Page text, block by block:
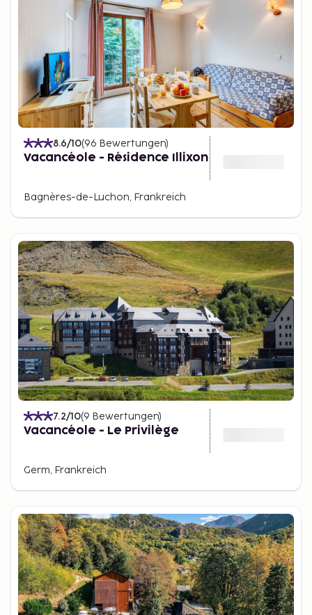
Pyrenäen in ein Skiparadies, und der Frühling ist die
perfekte Zeit, um blühende Dörfer und grüne
Landschaften zu erkunden. Unabhängig von der
Jahreszeit hat Okzitanien für jeden Reisenden etwas
zu bieten.
8.6/10(96 Bewertungen)
Vacancéole - Résidence Illixon
Bagnères-de-Luchon, Frankreich
7.2/10(9 Bewertungen)
Vacancéole - Le Privilège
Germ, Frankreich